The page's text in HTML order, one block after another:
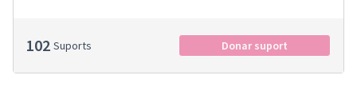
102 Suports Donar suport